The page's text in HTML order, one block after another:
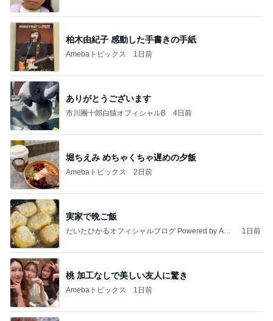
柏木由紀子 感動した手書きの手紙
Amebaトピックス 1日前
ありがとうございます
市川團十郎白猿オフィシャルB 4日前
堀ちえみ めちゃくちゃ遅めの夕飯
Amebaトピックス 2日前
実家で晩ご飯
だいたひかるオフィシャルブログ Powered by Ame
1日前
桃 加工なしで美しい友人に驚き
Amebaトピックス 1日前